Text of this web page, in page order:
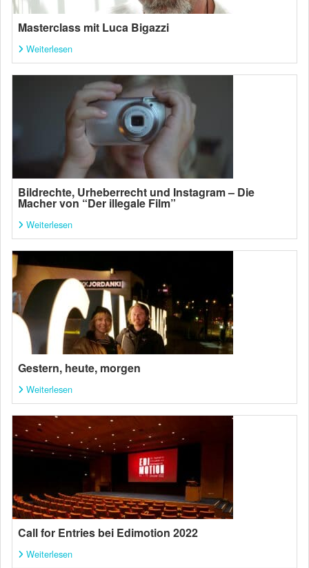
Masterclass mit Luca Bigazzi
Weiterlesen
Bildrechte, Urheberrecht und Instagram – Die
Macher von “Der illegale Film”
Weiterlesen
Gestern, heute, morgen
Weiterlesen
Call for Entries bei Edimotion 2022
Weiterlesen